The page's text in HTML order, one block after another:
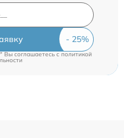
Вы соглашаетесь cполитикой